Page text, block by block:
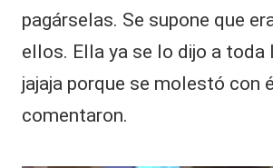
pagárselas. Se supone que
ellos. Ella ya se lo dijo a toda
jajaja porque se molestó con
comentaron.